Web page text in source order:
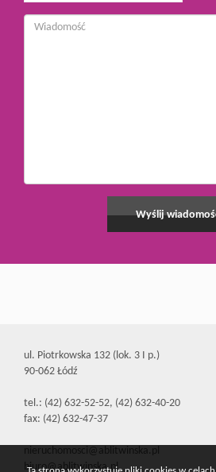
ul. Piotrkowska 132 (lok. 3 I p.)
90-062 Łódź
tel.: (42) 632-52-52, (42) 632-40-20
fax: (42) 632-47-37
nieruchomosci@ablitwinska.pl
biuro@ablitwinska.pl